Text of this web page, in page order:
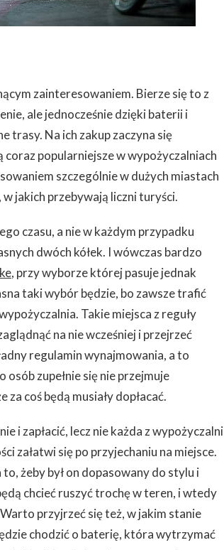
zainteresowaniem. Bierze się to z
ale jednocześnie dzięki baterii i
trasy. Na ich zakup zaczyna się
popularniejsze w wypożyczalniach
szczególnie w dużych miastach
jakich przebywają liczni turyści.
czasu, a nie w każdym przypadku
dwóch kółek. I wówczas bardzo
, przy wyborze której pasuje jednak
taki wybór będzie, bo zawsze trafić
Takie miejsca z reguły
na nie wcześniej i przejrzeć
regulamin wynajmowania, a to
zupełnie się nie przejmuje
coś będą musiały dopłacać.
i zapłacić, lecz nie każda z wypożyczalni
załatwi się po przyjechaniu na miejsce.
żeby był on dopasowany do stylu i
chcieć ruszyć trochę w teren, i wtedy
przyjrzeć się też, w jakim stanie
chodzić o baterię, która wytrzymać